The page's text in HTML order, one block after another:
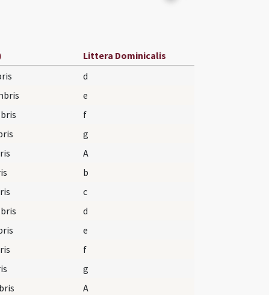
Littera Dominicalis
d
e
f
g
A
b
c
d
e
f
g
A